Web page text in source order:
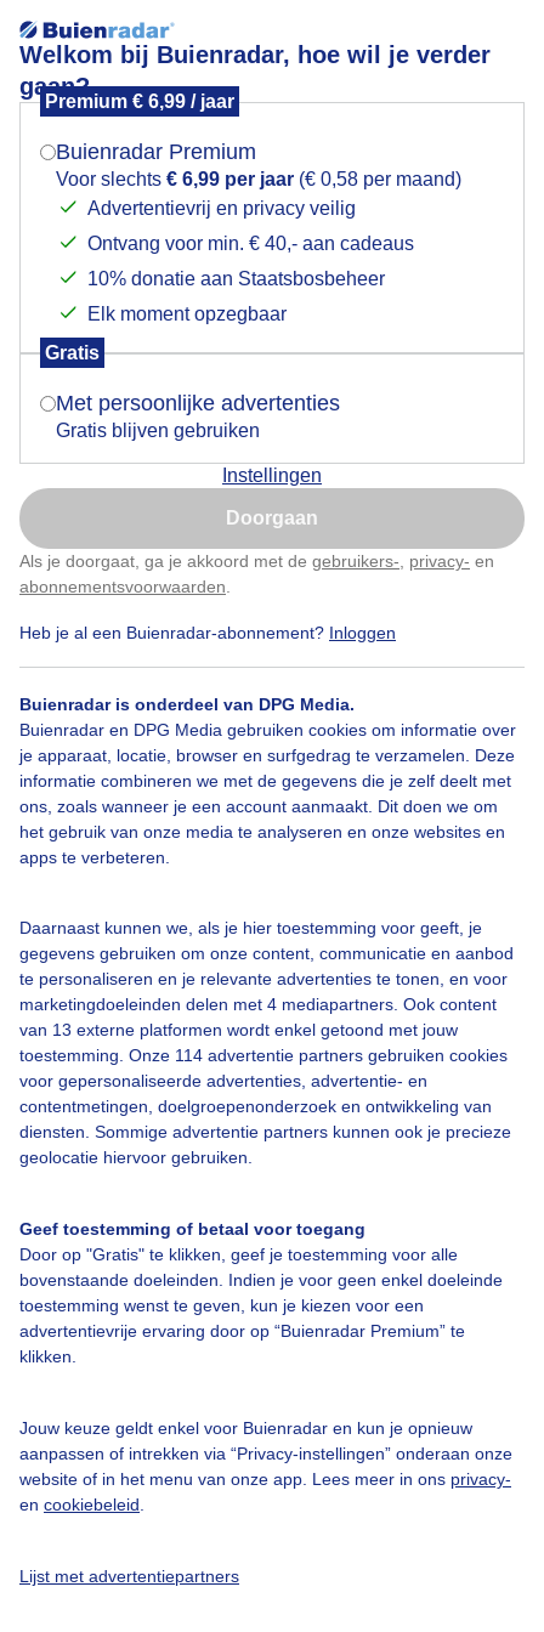
Welkom bij Buienradar, hoe wil je verder
gaan?
Premium € 6,99 / jaar
Buienradar Premium
Voor slechts € 6,99 per jaar (€ 0,58 per maand)
Advertentievrij en privacy veilig
Ontvang voor min. € 40,- aan cadeaus
10% donatie aan Staatsbosbeheer
Elk moment opzegbaar
Gratis
Met persoonlijke advertenties
Gratis blijven gebruiken
Instellingen
Doorgaan
Als je doorgaat, ga je akkoord met de gebruikers- privacy- en
abonnementsvoorwaarden
Heb je al een Buienradar-abonnement? Inloggen
Buienradar is onderdeel van DPG Media.
Buienradar en DPG Media gebruiken cookies om informatie over
je apparaat, locatie, browser en surfgedrag te verzamelen. Deze
informatie combineren we met de gegevens die je zelf deelt met
ons, zoals wanneer je een account aanmaakt. Dit doen we om
het gebruik van onze media te analyseren en onze websites en
apps te verbeteren.
Daarnaast kunnen we, als je hier toestemming voor geeft, je
gegevens gebruiken om onze content, communicatie en aanbod
te personaliseren en je relevante advertenties te tonen, en voor
marketingdoeleinden delen met 4 mediapartners. Ook content
van 13 externe platformen wordt enkel getoond met jouw
toestemming. Onze 114 advertentie partners gebruiken cookies
voor gepersonaliseerde advertenties, advertentie- en
contentmetingen, doelgroepenonderzoek en ontwikkeling van
diensten. Sommige advertentie partners kunnen ook je precieze
geolocatie hiervoor gebruiken.
Geef toestemming of betaal voor toegang
Door op "Gratis" te klikken, geef je toestemming voor alle
bovenstaande doeleinden. Indien je voor geen enkel doeleinde
toestemming wenst te geven, kun je kiezen voor een
advertentievrije ervaring door op “Buienradar Premium” te
klikken.
Jouw keuze geldt enkel voor Buienradar en kun je opnieuw
aanpassen of intrekken via “Privacy-instellingen” onderaan onze
website of in het menu van onze app. Lees meer in ons privacy-
en cookiebeleid
Lijst met advertentiepartners
Goed bewolkt vanmiddag.
En wel aardig droog.
Door: Michel Looyenstein Gemaakt: 18-05-2026, 69x bekeken
Bekijk slideshow
Een moment geduld aub...
Over Buienradar
Veelgestelde vragen
Contact
Toegankelijkheid
Buienradar Team
Privacy instellingen
Mogen we je locatie gebruiken voor het
Indien je hier nog geen akkoord op hebt gegeven,
verschijnt er zo een pop-up uit je browser waarin
Is goed, toon de popup
Nu niet, misschien later
Klik hierom dit aan te passen